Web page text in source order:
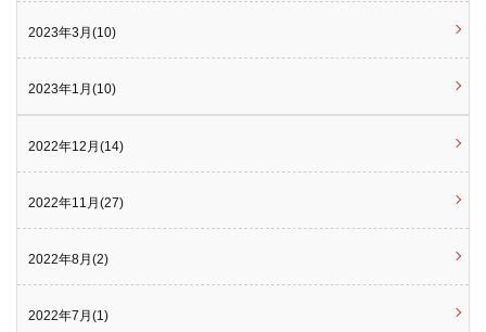
2023年3月(10)
2023年1月(10)
2022年12月(14)
2022年11月(27)
2022年8月(2)
2022年7月(1)